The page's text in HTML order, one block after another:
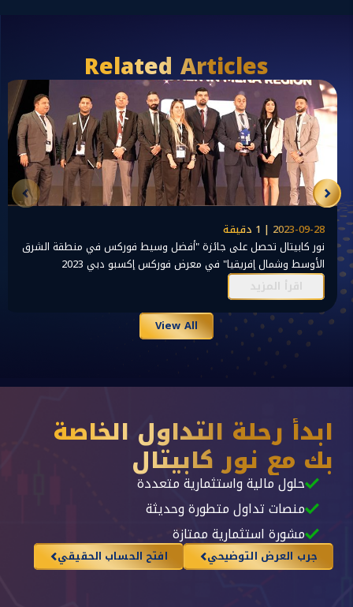
Related Articles
2023-09-28 | 1 دقيقة
نور كابيتال تحصل على جائزة "أفضل وسيط فوركس في منطقة الشرق
الأوسط وشمال إفريقيا" في معرض فوركس إكسبو دبي 2023
اقرأ المزيد
View All
ابدأ رحلة التداول الخاصة
بك مع نور كابيتال
حلول مالية واستثمارية متعددة
منصات تداول متطورة وحديثة
مشورة استثمارية ممتازة
جرب العرض التوضيحي افتح الحساب الحقيقي